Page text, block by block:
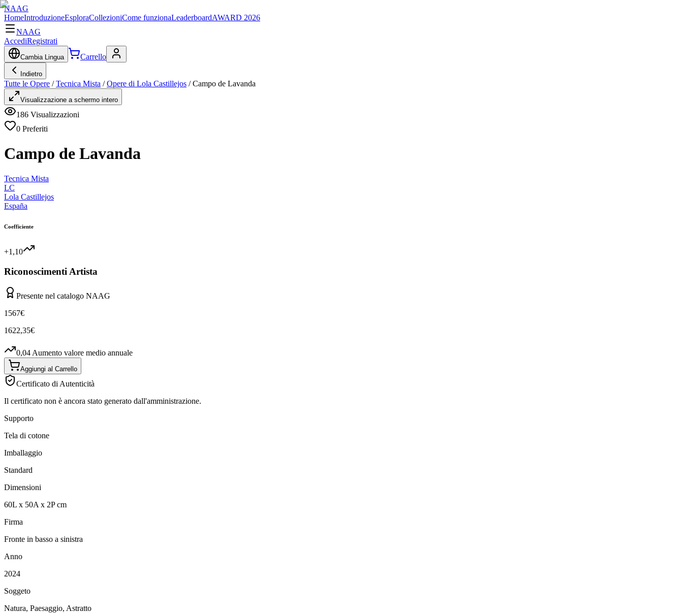
NAAG
HomeIntroduzioneEsploraCollezioniCome funzionaLeaderboardAWARD 2026
NAAG
AccediRegistrati
Cambia Lingua Carrello
Indietro
Tutte le Opere / Tecnica Mista / Opere di Lola Castillejos /Campo de Lavanda
Visualizzazione a schermo intero
186 Visualizzazioni
0 Preferiti
Campo de Lavanda
Tecnica Mista
LC
Lola Castillejos
España
Coefficiente
+1,10
Riconoscimenti Artista
Presente nel catalogo NAAG
1567€
1622,35€
0,04 Aumento valore medio annuale
Aggiungi al Carrello
Certificato di Autenticità
Il certificato non è ancora stato generato dall'amministrazione.
Supporto
Tela di cotone
Imballaggio
Standard
Dimensioni
60L x 50A x 2Pcm
Firma
Fronte in basso a sinistra
Anno
2024
Soggeto
Natura, Paesaggio, Astratto